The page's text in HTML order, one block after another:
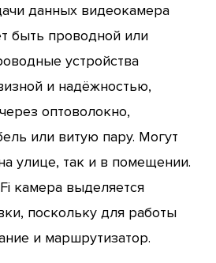
данных видеокамера
быть проводной или
устройства
и надёжностью,
оптоволокно,
или витую пару. Могут
улице, так и в помещении.
камера выделяется
поскольку для работы
и маршрутизатор.